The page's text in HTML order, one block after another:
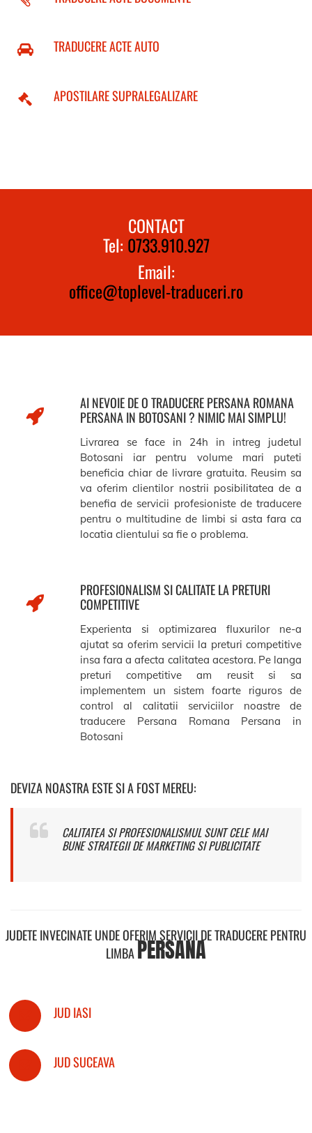
TRADUCERE ACTE AUTO
APOSTILARE SUPRALEGALIZARE
CONTACT
Tel: 0733.910.927
Email:
office@toplevel-traduceri.ro
AI NEVOIE DE O TRADUCERE PERSANA ROMANA
PERSANA IN BOTOSANI ? NIMIC MAI SIMPLU!
Livrarea se face in 24h in intreg judetul
Botosani iar pentru volume mari puteti
beneficia chiar de livrare gratuita. Reusim sa
va oferim clientilor nostrii posibilitatea de a
benefia de servicii profesioniste de traducere
pentru o multitudine de limbi si asta fara ca
locatia clientului sa fie o problema.
PROFESIONALISM SI CALITATE LA PRETURI
COMPETITIVE
Experienta si optimizarea fluxurilor ne-a
ajutat sa oferim servicii la preturi competitive
insa fara a afecta calitatea acestora. Pe langa
preturi competitive am reusit si sa
implementem un sistem foarte riguros de
control al calitatii serviciilor noastre de
traducere Persana Romana Persana in
Botosani
DEVIZA NOASTRA ESTE SI A FOST MEREU:
CALITATEA SI PROFESIONALISMUL SUNT CELE MAI
BUNE STRATEGII DE MARKETING SI PUBLICITATE
JUDETE INVECINATE UNDE OFERIM SERVICII DE TRADUCERE PENTRU
LIMBAPERSANA
JUD IASI
JUD SUCEAVA